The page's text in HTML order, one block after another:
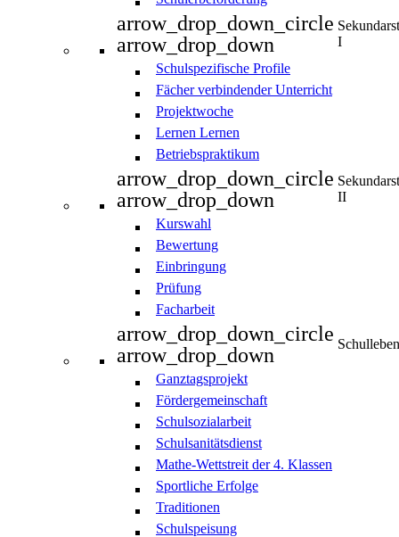
arrow_drop_down_circle
arrow_drop_down
I
Schulspezifische Profile
Fächer verbindender Unterricht
Projektwoche
Lernen Lernen
Betriebspraktikum
arrow_drop_down_circle
arrow_drop_down
II
Kurswahl
Bewertung
Einbringung
Prüfung
Facharbeit
arrow_drop_down_circle
arrow_drop_down
Schulleben
Ganztagsprojekt
Fördergemeinschaft
Schulsozialarbeit
Schulsanitätsdienst
Mathe-Wettstreit der 4. Klassen
Sportliche Erfolge
Traditionen
Schulspeisung